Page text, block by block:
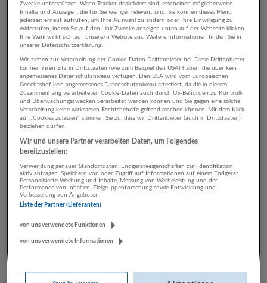
1 Energieversorgung
Großbetrieb (251-1000 MA)
VERBUND AG
Zwecke unterstützen. Wenn Tracker deaktiviert sind, erscheinen möglicherweise
Inhalte und Anzeigen, die für Sie weniger relevant sind. Sie können dieses Menü
jederzeit erneut aufrufen, um Ihre Auswahl zu ändern oder Ihre Einwilligung zu
widerrufen, indem Sie auf den Link Zwecke anzeigen unten auf der Webseite klicken.
Ihre Wahl wirkt sich auf unsere/n Website aus. Weitere Informationen finden Sie in
unserer Datenschutzerklärung.
Wir ziehen zur Verarbeitung der Cookie-Daten Drittanbieter bei. Diese Drittanbieter
können ihren Sitz in Drittstaaten (wie zum Beispiel den USA) haben, die über kein
angemessenes Datenschutzniveau verfügen. Den USA wird vom Europäischen
Gerichtshof kein angemessenes Datenschutzniveau attestiert, da die in diesem
Zusammenhang verarbeiteten Cookie-Daten auch durch US-Behörden zu Kontroll-
und Überwachungszwecken verarbeitet werden können und Sie gegen eine solche
Verarbeitung keine wirksamen Rechtsbehelfe geltend machen können. Mit dem Klick
auf „Cookies zulassen“ stimmen Sie zu, dass wir Drittanbieter (auch in Drittstaaten)
beiziehen dürfen.
Wir und unsere Partner verarbeiten Daten, um Folgendes
bereitzustellen:
Verwendung genauer Standortdaten. Endgeräteeigenschaften zur Identifikation
aktiv abfragen. Speichern von oder Zugriff auf Informationen auf einem Endgerät.
Personalisierte Werbung und Inhalte, Messung von Werbeleistung und der
Performance von Inhalten, Zielgruppenforschung sowie Entwicklung und
Verbesserung von Angeboten.
Liste der Partner (Lieferanten)
von uns verwendete Funktionen
von uns verwendete Informationen